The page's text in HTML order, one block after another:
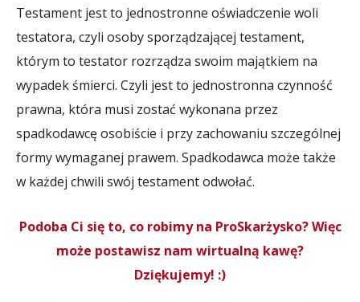
Testament jest to jednostronne oświadczenie woli
testatora, czyli osoby sporządzającej testament,
którym to testator rozrządza swoim majątkiem na
wypadek śmierci. Czyli jest to jednostronna czynność
prawna, która musi zostać wykonana przez
spadkodawcę osobiście i przy zachowaniu szczególnej
formy wymaganej prawem. Spadkodawca może także
w każdej chwili swój testament odwołać.
Podoba Ci się to, co robimy na ProSkarżysko? Więc
może postawisz nam wirtualną kawę?
Dziękujemy! :)